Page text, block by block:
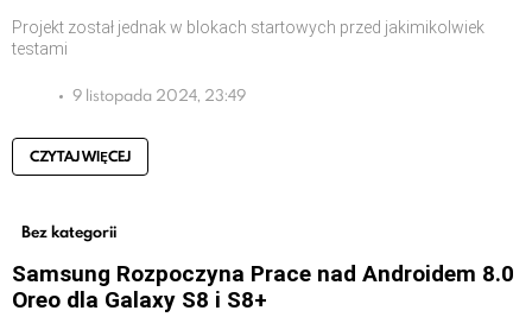
Projekt został jednak w blokach startowych przed jakimikolwiek
testami
9 listopada 2024, 23:49
CZYTAJ WIĘCEJ
Bez kategorii
Samsung Rozpoczyna Prace nad Androidem 8.0
Oreo dla Galaxy S8 i S8+